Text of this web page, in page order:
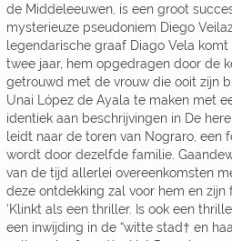
de Middeleeuwen, is een groot
mysterieuze pseudoniem Diego
legendarische graaf Diago Vela komt
twee jaar, hem opgedragen door de
getrouwd met de vrouw die ooit zíjn
Unai López de Ayala te maken met
identiek aan beschrijvingen in De
leidt naar de toren van Nograro, een
wordt door dezelfde familie.
van de tijd allerlei overeenkomsten
deze ontdekking zal voor hem en zijn
‘Klinkt als een thriller. Is ook een
een inwijding in de “witte stad† en